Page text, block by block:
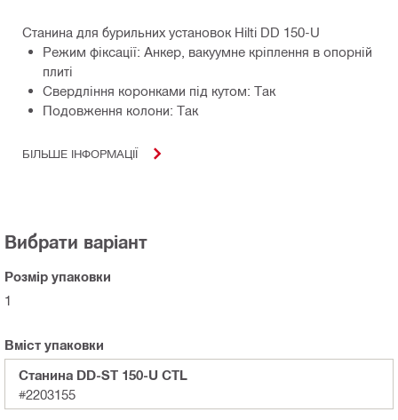
Станина для бурильних установок Hilti DD 150-U
Режим фіксації: Анкер, вакуумне кріплення в опорній
плиті
Свердління коронками під кутом: Так
Подовження колони: Так
БІЛЬШЕ ІНФОРМАЦІЇ
Вибрати варіант
Розмір упаковки
1
Вміст упаковки
Станина DD-ST 150-U CTL
#2203155